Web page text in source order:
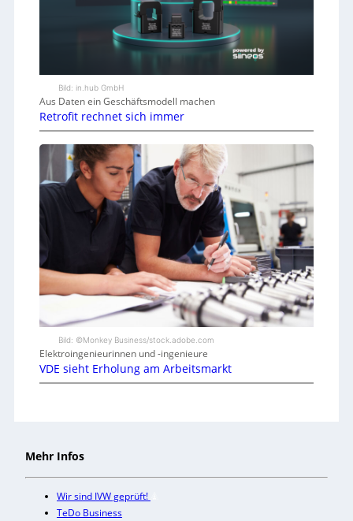
Bild: in.hub GmbH
Aus Daten ein Geschäftsmodell machen
Retrofit rechnet sich immer
Bild: ©Monkey Business/stock.adobe.com
Elektroingenieurinnen und -ingenieure
VDE sieht Erholung am Arbeitsmarkt
Mehr Infos
Wir sind IVW geprüft!
TeDo Business